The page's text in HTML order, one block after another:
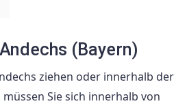
(Bayern)
ziehen oder innerhalb der
Sie sich innerhalb von